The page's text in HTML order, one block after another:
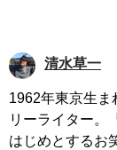
清水草一
1962年東京生ま
リーライター。
はじめとするお